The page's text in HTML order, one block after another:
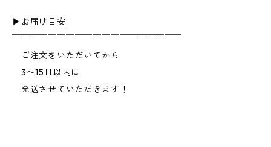
▶︎お届け目安
￣￣￣￣￣￣￣￣￣￣￣￣￣￣￣￣￣￣￣
ご注文をいただいてから
3〜15日以内に
発送させていただきます！